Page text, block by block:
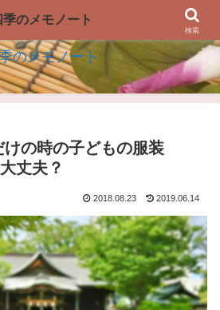
楽しむアイデアのメモノート
のメモノート
の時の子どもの服装
丈夫？
2018.08.23 2019.06.14
季のメモノート
検索